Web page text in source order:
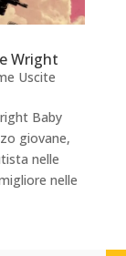
Wright
Uscite
Baby
giovane,
nelle
nelle